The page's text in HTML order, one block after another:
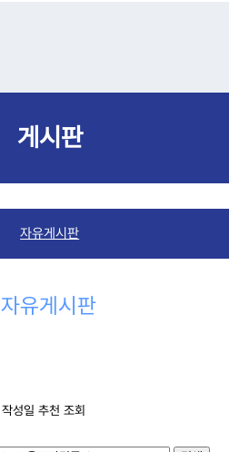
게시판
자유게시판
자유게시판
작성일 추천 조회